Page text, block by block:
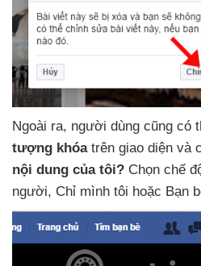
Ngoài ra, người dùng cũng có
tượng khóatrên giao diện và
nội dung của tôi? Chọn chế
người, Chỉ mình tôi hoặc Bạn